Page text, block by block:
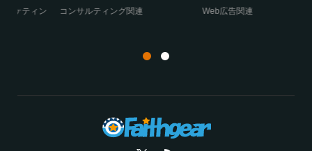
コンサルティング関連
Web広告関連